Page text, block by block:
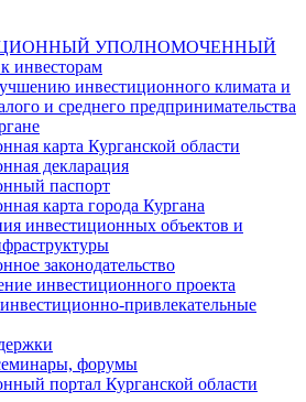
УПОЛНОМОЧЕННЫЙ
инвесторам
инвестиционного климата и
и среднего предпринимательства
карта Курганской области
декларация
паспорт
карта города Кургана
инвестиционных объектов и
законодательство
инвестиционного проекта
привлекательные
форумы
портал Курганской области